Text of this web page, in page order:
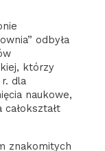
odbyła
którzy
dla
naukowe,
znakomitych